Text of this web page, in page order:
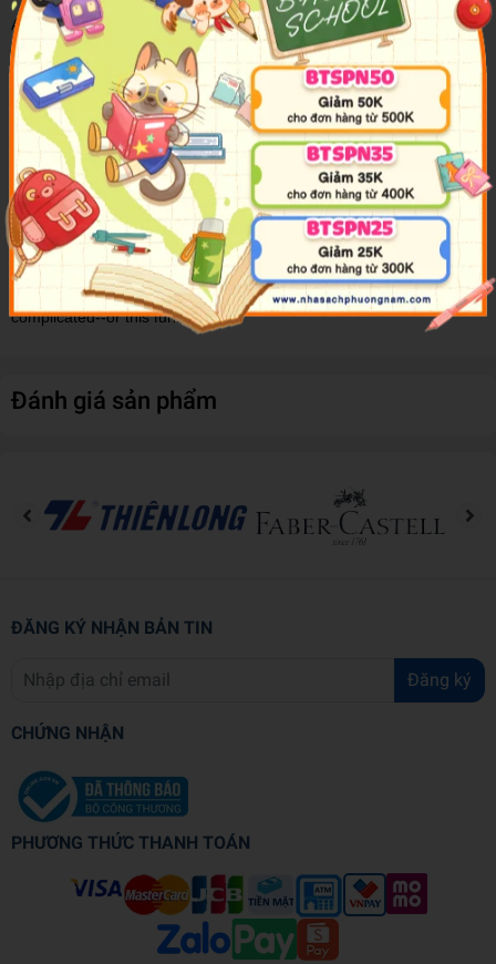
America's favorite series returns with a new look and a Netflix tv
show.
Mary Anne used to have to wear her hair in braids, keep her room
painted pink, and ask her dad before she did anything. But not
anymore. Mary Anne's been growing up . . . and the Baby-sitters
Club members aren't the only ones who have noticed.Logan Bruno
likes Mary Anne! He has a dreamy southern accent, he's awfully
cute--and he wants to join the Baby-sitters Club.The Baby-sitters
aren't sure Logan will make a good club member. And Mary Anne
thinks she's too shy for Logan. Life in the BSC has never been this
complicated--or this fun!
Đánh giá sản phẩm
ĐĂNG KÝ NHẬN BẢN TIN
Đăng ký
CHỨNG NHẬN
PHƯƠNG THỨC THANH TOÁN